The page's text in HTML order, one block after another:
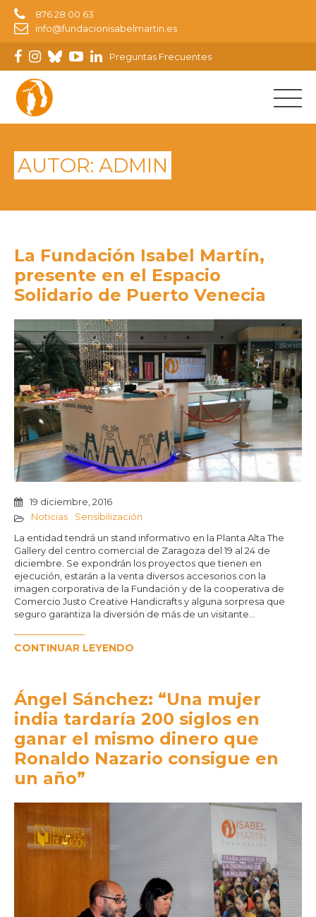
876 28 00 63
info@fundacionisabelmartin.es
Preguntas Frecuentes
AUTOR: ADMIN
La Fundación Isabel Martín,
presente en el Espacio
Solidario de Puerto Venecia
19 diciembre, 2016
Noticias
Sensibilización
La entidad tendrá un stand informativo en la Planta Alta The
Gallery del centro comercial de Zaragoza del 19 al 24 de
diciembre. Se expondrán los proyectos que tienen en
ejecución, estarán a la venta diversos accesorios con la
imagen corporativa de la Fundación y de la cooperativa de
Comercio Justo Creative Handicrafts y alguna sorpresa que
seguro garantiza la diversión de más de un visitante…
CONTINUAR LEYENDO
Ángel Sánchez: “Una mujer
india tardaría 200 siglos en
ganar el mismo dinero que
Ronaldo Nazario consigue en
un año”